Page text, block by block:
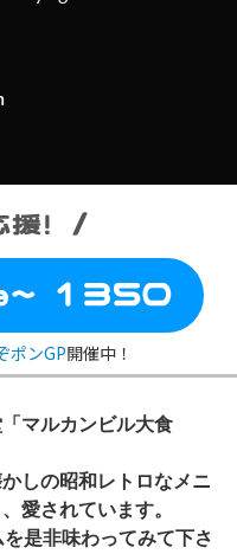
ポンGP開催中！
マルカンビル大食
しの昭和レトロなメニ
愛されています。
是非味わってみて下さ